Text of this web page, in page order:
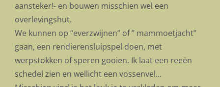
aansteker!- en bouwen misschien wel een
overlevingshut.
We kunnen op “everzwijnen” of ” mammoetjacht”
gaan, een rendierensluipspel doen, met
werpstokken of speren gooien. Ik laat een reeën
schedel zien en wellicht een vossenvel…